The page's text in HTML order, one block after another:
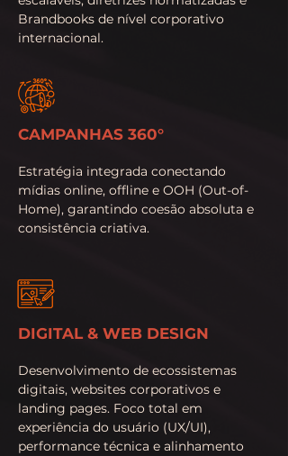
Brandbooks de nível corporativo
internacional.
CAMPANHAS 360°
Estratégia integrada conectando
mídias online, offline e OOH (Out-of-
Home), garantindo coesão absoluta e
consistência criativa.
DIGITAL & WEB DESIGN
Desenvolvimento de ecossistemas
digitais, websites corporativos e
landing pages. Foco total em
experiência do usuário (UX/UI),
performance técnica e alinhamento